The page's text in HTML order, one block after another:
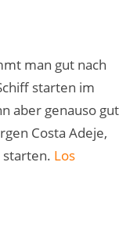
man gut nach
starten im
aber genauso gut
Costa Adeje,
starten. Los